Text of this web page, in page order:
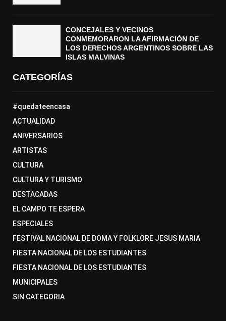
CONCEJALES Y VECINOS
CONMEMORARON LA AFIRMACIÓN DE
LOS DERECHOS ARGENTINOS SOBRE LAS
ISLAS MALVINAS
CATEGORÍAS
#quedateencasa
ACTUALIDAD
ANIVERSARIOS
ARTISTAS
CULTURA
CULTURA Y TURISMO
DESTACADAS
EL CAMPO TE ESPERA
ESPECIALES
FESTIVAL NACIONAL DE DOMA Y FOLKLORE JESUS MARIA
FIESTA NACIONAL DE LOS ESTUDIANTES
FIESTA NACIONAL DE LOS ESTUDIANTES
MUNICIPALES
SIN CATEGORIA